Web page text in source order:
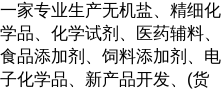
一家专业生产无机盐、精细化
学品、化学试剂、医药辅料、
食品添加剂、饲料添加剂、电
子化学品、新产品开发、(货